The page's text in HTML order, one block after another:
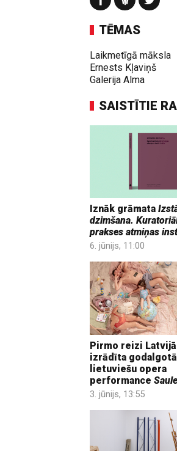
TĒMAS
Laikmetīgā māksla
Ernests Kļaviņš
Galerija Alma
SAISTĪTIE
Iznāk grāmata
dzimšana.
prakses atmiņas
6. jūnijs, 11:00
Pirmo reizi
izrādīta godalgotā
lietuviešu opera
performance
3. jūnijs, 13:55